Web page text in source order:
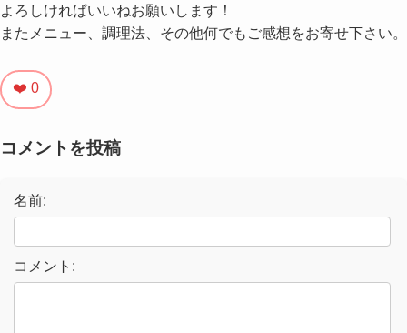
よろしければいいねお願いします！
またメニュー、調理法、その他何でもご感想をお寄せ下さい。
❤️ 0
コメントを投稿
名前:
コメント: